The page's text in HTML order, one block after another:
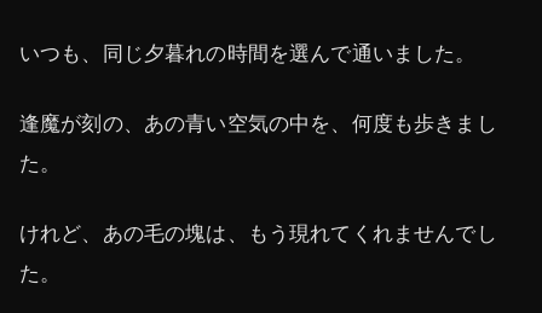
いつも、同じ夕暮れの時間を選んで通いました。
逢魔が刻の、あの青い空気の中を、何度も歩きまし
た。
けれど、あの毛の塊は、もう現れてくれませんでし
た。